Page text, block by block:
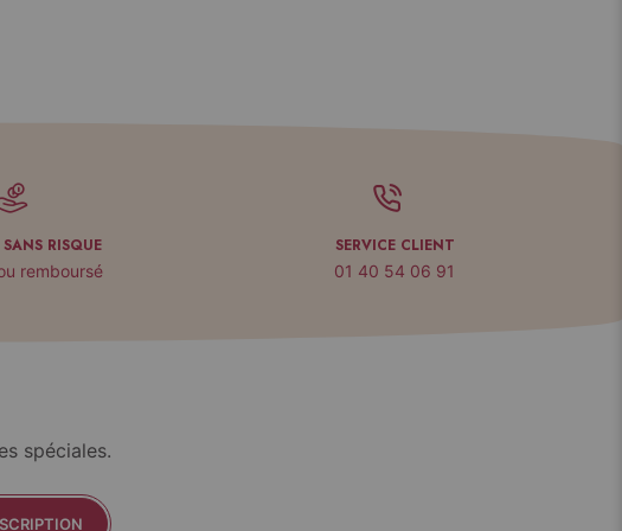
RISQUE
remboursé
SERVICE CLIENT
01 40 54 06 91
spéciales.